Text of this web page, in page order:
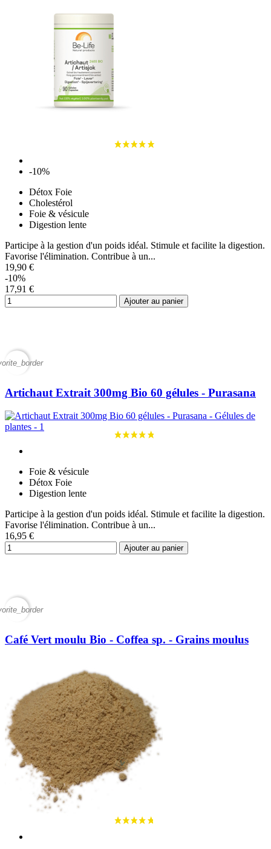
-10%
Détox Foie
Cholestérol
Foie & vésicule
Digestion lente
Participe à la gestion d'un poids idéal. Stimule et facilite la digestion.
Favorise l'élimination. Contribue à un...
19,90 €
-10%
17,91 €
Ajouter au panier
Artichaut Extrait 300mg Bio 60 gélules - Purasana
Foie & vésicule
Détox Foie
Digestion lente
Participe à la gestion d'un poids idéal. Stimule et facilite la digestion.
Favorise l'élimination. Contribue à un...
16,95 €
Ajouter au panier
Café Vert moulu Bio - Coffea sp. - Grains moulus